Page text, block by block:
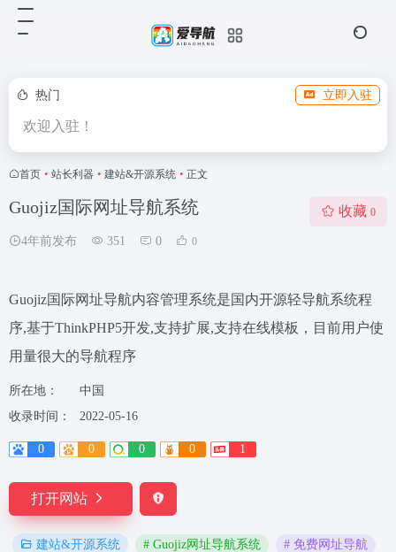
热门 立即入驻
欢迎入驻！
首页 • 站长利器 • 建站&开源系统 • 正文
Guojiz国际网址导航系统
4年前发布 351 0 0
收藏 0
Guojiz国际网址导航内容管理系统是国内开源轻导航系统程
序,基于ThinkPHP5开发,支持扩展,支持在线模板，目前用户使
用量很大的导航程序
所在地：
中国
收录时间：
2022-05-16
0 0 0 0 1
打开网站
建站&开源系统 # Guojiz网址导航系统 # 免费网址导航